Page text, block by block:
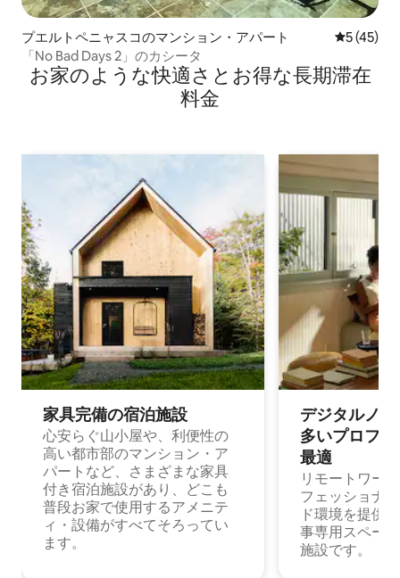
プエルトペニャスコのマンション・アパート レビュー
5 (45)
「No Bad Days 2」のカシータ
お家のような快⁠適⁠さ⁠とお⁠得⁠な長⁠期⁠滞⁠在
料⁠金
家具完備の宿⁠泊⁠施⁠設
心安らぐ山小屋や、利便性の
高い都市部のマンション・ア
パートなど、さまざまな家具
付き宿泊施設があり、どこも
普段お家で使用するアメニテ
ィ・設備がすべてそろってい
ます。
デジタルノ
多⁠いプ⁠ロ⁠フ⁠
最⁠適
リモートワー
フェッショナ
ド環境を提供
事専用スペー
施設です。